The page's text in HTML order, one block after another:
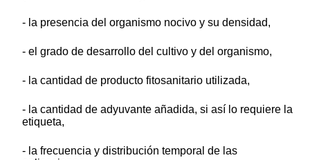
- la presencia del organismo nocivo y su densidad,
- el grado de desarrollo del cultivo y del organismo,
- la cantidad de producto fitosanitario utilizada,
- la cantidad de adyuvante añadida, si así lo requiere la
etiqueta,
- la frecuencia y distribución temporal de las